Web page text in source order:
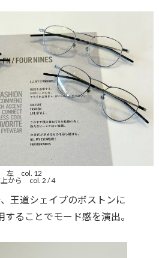
左 col. 12
から col. 2 / 4
王道シェイプのボストンに
ることでモード感を演出。